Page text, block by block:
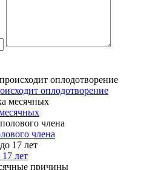
оплодотворение
члена
лет